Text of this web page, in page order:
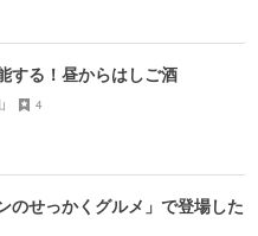
する！昼からはしご酒
4
のせっかくグルメ」で登場した